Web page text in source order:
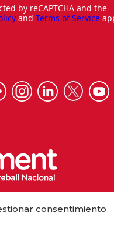
consentimiento
by reCAPTCHA and the
and Terms of Service